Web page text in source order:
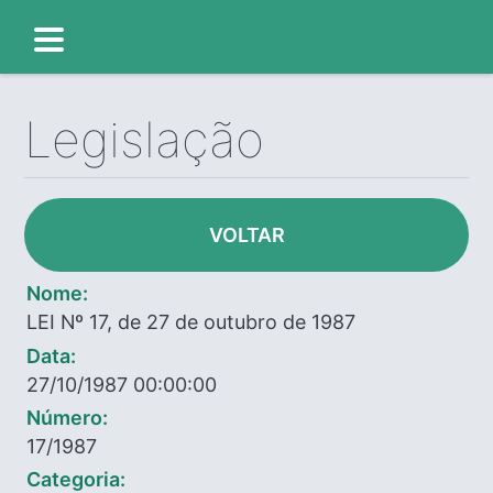
Legislação
VOLTAR
Nome:
LEI Nº 17, de 27 de outubro de 1987
Data:
27/10/1987 00:00:00
Número:
17/1987
Categoria: